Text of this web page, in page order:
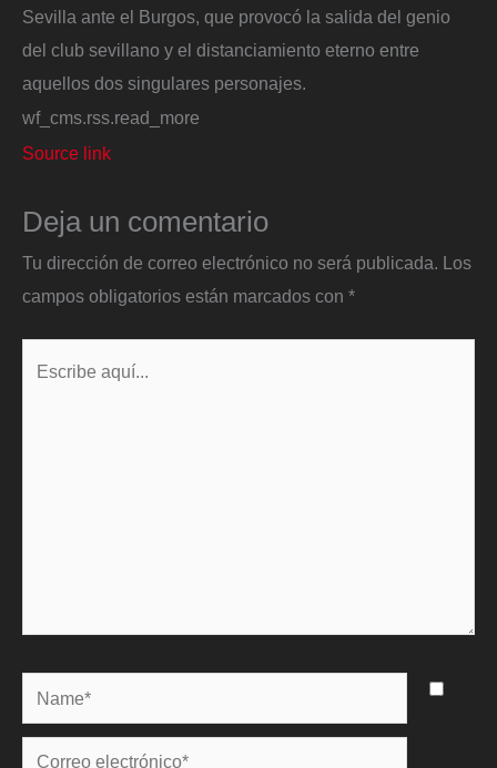
Sevilla ante el Burgos, que provocó la salida del genio
del club sevillano y el distanciamiento eterno entre
aquellos dos singulares personajes.
wf_cms.rss.read_more
Source link
Deja un comentario
Tu dirección de correo electrónico no será publicada. Los
campos obligatorios están marcados con *
Name*
Correo